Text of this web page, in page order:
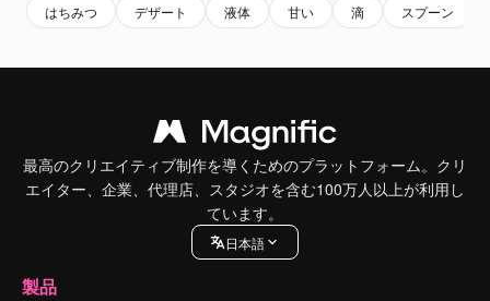
はちみつ デザート 液体 甘い 滴 スプーン
最高のクリエイティブ制作を導くためのプラットフォーム。クリ
エイター、企業、代理店、スタジオを含む100万人以上が利用し
ています。
日本語
製品